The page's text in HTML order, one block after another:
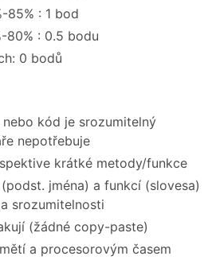
85% : 1 bod
80% : 0.5 bodu
0 bodů
kód je srozumitelný
nepotřebuje
krátké metody/funkce
jména) a funkcí (slovesa)
srozumitelnosti
(žádné copy-paste)
a procesorovým časem